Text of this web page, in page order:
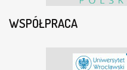
WSPÓŁPRACA